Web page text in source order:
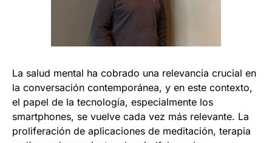
La salud mental ha cobrado una relevancia crucial en
la conversación contemporánea, y en este contexto,
el papel de la tecnología, especialmente los
smartphones, se vuelve cada vez más relevante. La
proliferación de aplicaciones de meditación, terapia